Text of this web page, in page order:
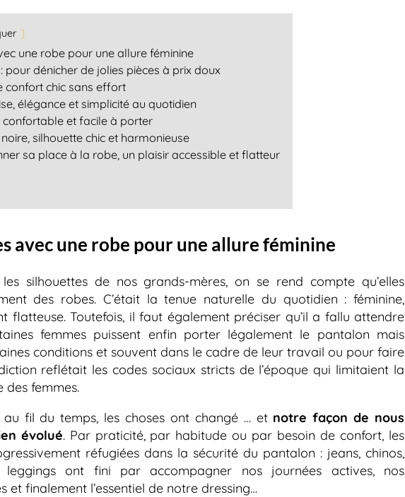
une robe pour une allure féminine
pour dénicher de jolies pièces à prix doux
confort chic sans effort
élégance et simplicité au quotidien
confortable et facile à porter
silhouette chic et harmonieuse
sa place à la robe, un plaisir accessible et flatteur
avec une robe pour une allure féminine
les silhouettes de nos grands-mères, on se rend compte qu’elles
des robes. C’était la tenue naturelle du quotidien : féminine,
flatteuse. Toutefois, il faut également préciser qu’il a fallu attendre
femmes puissent enfin porter légalement le pantalon mais
conditions et souvent dans le cadre de leur travail ou pour faire
reflétait les codes sociaux stricts de l’époque qui limitaient la
des femmes.
au fil du temps, les choses ont changé … et notre façon de nous
évolué. Par praticité, par habitude ou par besoin de confort, les
réfugiées dans la sécurité du pantalon : jeans, chinos,
leggings ont fini par accompagner nos journées actives, nos
et finalement l’essentiel de notre dressing…